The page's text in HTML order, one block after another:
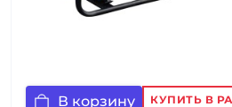
В корзину КУПИТЬ В